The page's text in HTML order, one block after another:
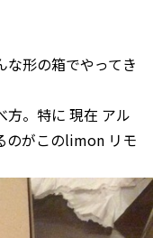
な形の箱でやってき
方。特に 現在 アル
のがこのlimon リモ